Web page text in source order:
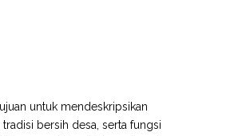
untuk mendeskripsikan
bersih desa, serta fungsi